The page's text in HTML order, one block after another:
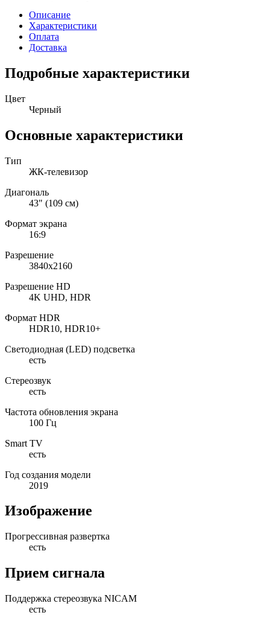
Описание
Характеристики
Оплата
Доставка
Подробные характеристики
Цвет
Черный
Основные характеристики
Тип
ЖК-телевизор
Диагональ
43" (109 см)
Формат экрана
16:9
Разрешение
3840x2160
Разрешение HD
4K UHD, HDR
Формат HDR
HDR10, HDR10+
Светодиодная (LED) подсветка
есть
Стереозвук
есть
Частота обновления экрана
100 Гц
Smart TV
есть
Год создания модели
2019
Изображение
Прогрессивная развертка
есть
Прием сигнала
Поддержка стереозвука NICAM
есть